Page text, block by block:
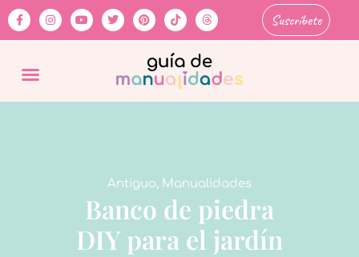
Suscríbete
Antiguo, Manualidades
Banco de piedra
DIY para el jardín